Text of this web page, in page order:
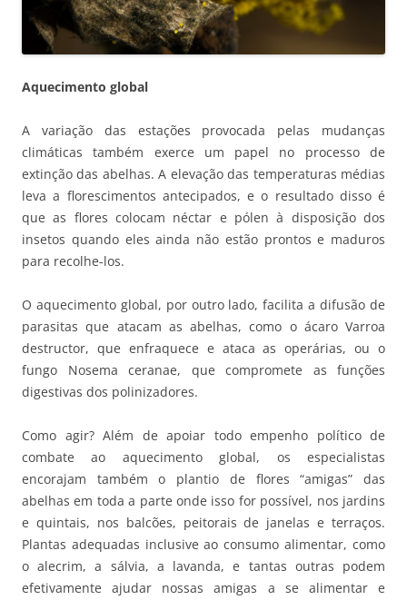
Aquecimento global
A variação das estações provocada pelas mudanças
climáticas também exerce um papel no processo de
extinção das abelhas. A elevação das temperaturas médias
leva a florescimentos antecipados, e o resultado disso é
que as flores colocam néctar e pólen à disposição dos
insetos quando eles ainda não estão prontos e maduros
para recolhe-los.
O aquecimento global, por outro lado, facilita a difusão de
parasitas que atacam as abelhas, como o ácaro Varroa
destructor, que enfraquece e ataca as operárias, ou o
fungo Nosema ceranae, que compromete as funções
digestivas dos polinizadores.
Como agir? Além de apoiar todo empenho político de
combate ao aquecimento global, os especialistas
encorajam também o plantio de flores “amigas” das
abelhas em toda a parte onde isso for possível, nos jardins
e quintais, nos balcões, peitorais de janelas e terraços.
Plantas adequadas inclusive ao consumo alimentar, como
o alecrim, a sálvia, a lavanda, e tantas outras podem
efetivamente ajudar nossas amigas a se alimentar e